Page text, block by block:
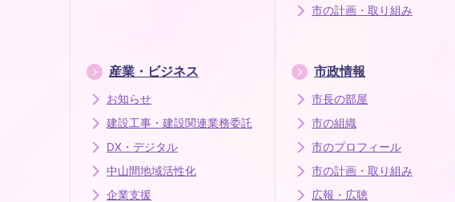
市の計画・取り組み
産業・ビジネス
お知らせ
建設工事・建設関連業務委託
DX・デジタル
中山間地域活性化
企業支援
市政情報
市長の部屋
市の組織
市のプロフィール
市の計画・取り組み
広報・広聴